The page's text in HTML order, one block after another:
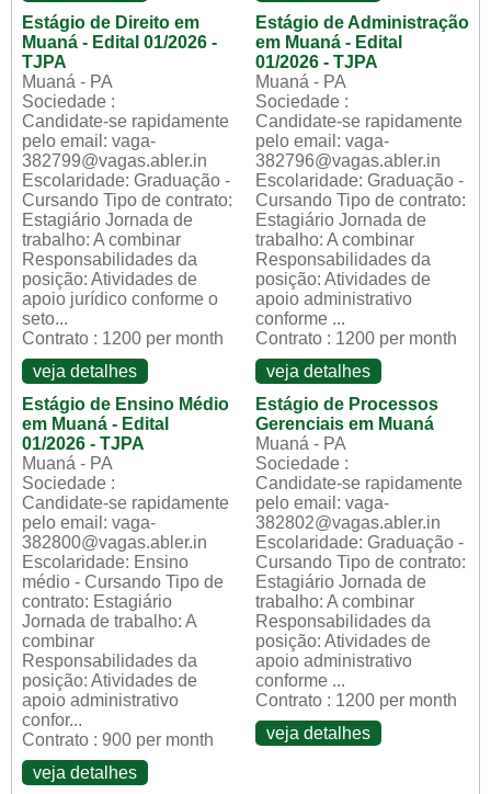
Estágio de Direito em
Muaná - Edital 01/2026 -
TJPA
Muaná - PA
Sociedade :
Candidate-se rapidamente
pelo email: vaga-
382799@vagas.abler.in
Escolaridade: Graduação -
Cursando Tipo de contrato:
Estagiário Jornada de
trabalho: A combinar
Responsabilidades da
posição: Atividades de
apoio jurídico conforme o
seto...
Contrato : 1200 per month
veja detalhes
Estágio de Administração
em Muaná - Edital
01/2026 - TJPA
Muaná - PA
Sociedade :
Candidate-se rapidamente
pelo email: vaga-
382796@vagas.abler.in
Escolaridade: Graduação -
Cursando Tipo de contrato:
Estagiário Jornada de
trabalho: A combinar
Responsabilidades da
posição: Atividades de
apoio administrativo
conforme ...
Contrato : 1200 per month
veja detalhes
Estágio de Ensino Médio
em Muaná - Edital
01/2026 - TJPA
Muaná - PA
Sociedade :
Candidate-se rapidamente
pelo email: vaga-
382800@vagas.abler.in
Escolaridade: Ensino
médio - Cursando Tipo de
contrato: Estagiário
Jornada de trabalho: A
combinar
Responsabilidades da
posição: Atividades de
apoio administrativo
confor...
Contrato : 900 per month
veja detalhes
Estágio de Processos
Gerenciais em Muaná
Muaná - PA
Sociedade :
Candidate-se rapidamente
pelo email: vaga-
382802@vagas.abler.in
Escolaridade: Graduação -
Cursando Tipo de contrato:
Estagiário Jornada de
trabalho: A combinar
Responsabilidades da
posição: Atividades de
apoio administrativo
conforme ...
Contrato : 1200 per month
veja detalhes